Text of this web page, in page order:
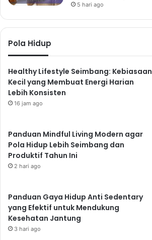
5 hari ago
Pola Hidup
Healthy Lifestyle Seimbang: Kebiasaan
Kecil yang Membuat Energi Harian
Lebih Konsisten
16 jam ago
Panduan Mindful Living Modern agar
Pola Hidup Lebih Seimbang dan
Produktif Tahun Ini
2 hari ago
Panduan Gaya Hidup Anti Sedentary
yang Efektif untuk Mendukung
Kesehatan Jantung
3 hari ago